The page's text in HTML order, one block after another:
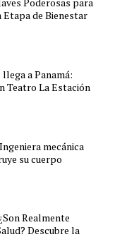
Poderosas para
Etapa de Bienestar
a Panamá:
Teatro La Estación
mecánica
su cuerpo
Realmente
Descubre la